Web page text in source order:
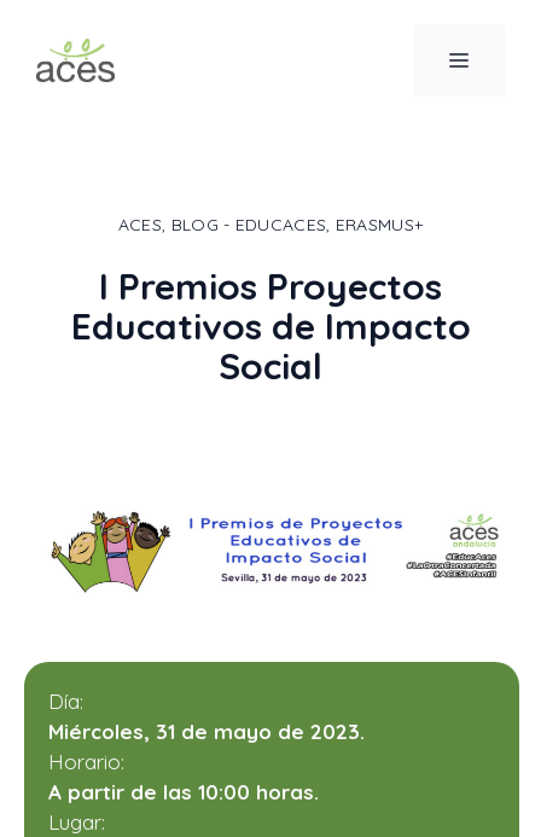
contenido
MENÚ
ACES, BLOG - EDUCACES, ERASMUS+
I Premios Proyectos
Educativos de Impacto
Social
Día:
Miércoles, 31 de mayo de 2023.
Horario:
A partir de las 10:00 horas.
Lugar: